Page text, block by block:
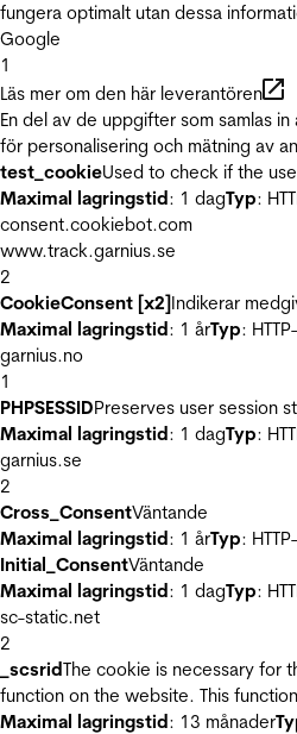
fungera optimalt utan dessa
Google
1
Läs mer om den här leverantören
En del av de uppgifter som samlas
för personalisering och mätning av
test_cookieUsed to check if the
Maximal lagringstid: 1 dagTyp:
consent.cookiebot.com
www.track.garnius.se
2
CookieConsent [x2]Indikerar
Maximal lagringstid: 1 årTyp:
garnius.no
1
PHPSESSIDPreserves user session
Maximal lagringstid: 1 dagTyp:
garnius.se
2
Cross_ConsentVäntande
Maximal lagringstid: 1 årTyp:
Initial_ConsentVäntande
Maximal lagringstid: 1 dagTyp:
sc-static.net
2
_scsridThe cookie is necessary for
function on the website. This
Maximal lagringstid: 13 månader